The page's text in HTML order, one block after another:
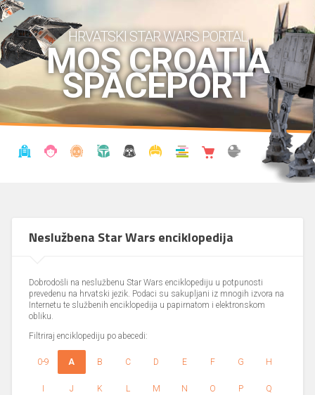
HRVATSKI STAR WARS PORTAL
MOS CROATIA
SPACEPORT
Neslužbena Star Wars enciklopedija
Dobrodošli na neslužbenu Star Wars enciklopediju u potpunosti
prevedenu na hrvatski jezik. Podaci su sakupljani iz mnogih izvora na
Internetu te službenih enciklopedija u papirnatom i elektronskom
obliku.
Filtriraj enciklopediju po abecedi:
0-9 A B C D E F G H
I J K L M N O P Q